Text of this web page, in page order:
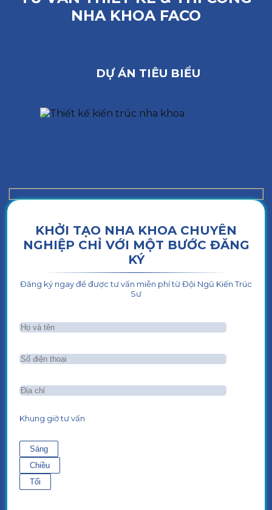
NHA KHOA FACO
DỰ ÁN TIÊU BIỂU
KHỞI TẠO NHA KHOA CHUYÊN
NGHIỆP CHỈ VỚI MỘT BƯỚC ĐĂNG
KÝ
Đăng ký ngay để được tư vấn miễn phí từ Đội Ngũ Kiến Trúc
Sư
Khung giờ tư vấn
Sáng
Chiều
Tối